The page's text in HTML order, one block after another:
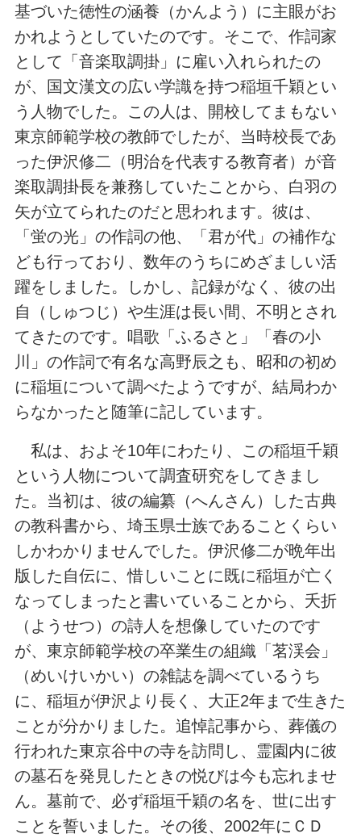
基づいた徳性の涵養（かんよう）に主眼がお
かれようとしていたのです。そこで、作詞家
として「音楽取調掛」に雇い入れられたの
が、国文漢文の広い学識を持つ稲垣千穎とい
う人物でした。この人は、開校してまもない
東京師範学校の教師でしたが、当時校長であ
った伊沢修二（明治を代表する教育者）が音
楽取調掛長を兼務していたことから、白羽の
矢が立てられたのだと思われます。彼は、
「蛍の光」の作詞の他、「君が代」の補作な
ども行っており、数年のうちにめざましい活
躍をしました。しかし、記録がなく、彼の出
自（しゅつじ）や生涯は長い間、不明とされ
てきたのです。唱歌「ふるさと」「春の小
川」の作詞で有名な高野辰之も、昭和の初め
に稲垣について調べたようですが、結局わか
らなかったと随筆に記しています。
私は、およそ10年にわたり、この稲垣千穎
という人物について調査研究をしてきまし
た。当初は、彼の編纂（へんさん）した古典
の教科書から、埼玉県士族であることくらい
しかわかりませんでした。伊沢修二が晩年出
版した自伝に、惜しいことに既に稲垣が亡く
なってしまったと書いていることから、夭折
（ようせつ）の詩人を想像していたのです
が、東京師範学校の卒業生の組織「茗渓会」
（めいけいかい）の雑誌を調べているうち
に、稲垣が伊沢より長く、大正2年まで生きた
ことが分かりました。追悼記事から、葬儀の
行われた東京谷中の寺を訪問し、霊園内に彼
の墓石を発見したときの悦びは今も忘れませ
ん。墓前で、必ず稲垣千穎の名を、世に出す
ことを誓いました。その後、2002年にＣＤ